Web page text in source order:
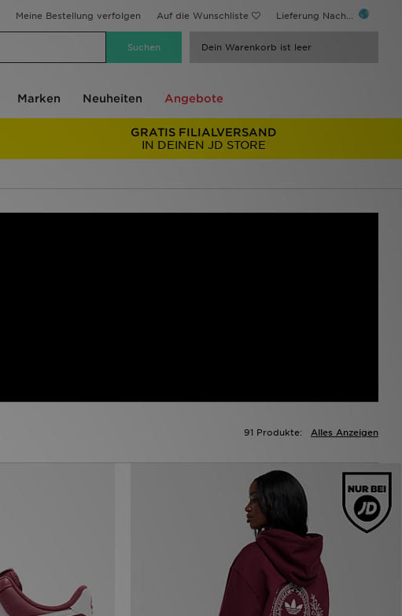
Meine Bestellung verfolgen Auf die Wunschliste Lieferung Nach...
Dein Warenkorb ist leer
Marken Neuheiten Angebote
GRATIS FILIALVERSAND
IN DEINEN JD STORE
Alles Anzeigen
91 Produkte: